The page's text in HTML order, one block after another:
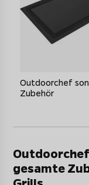
Outdoorchef
Zubehör
gesamte